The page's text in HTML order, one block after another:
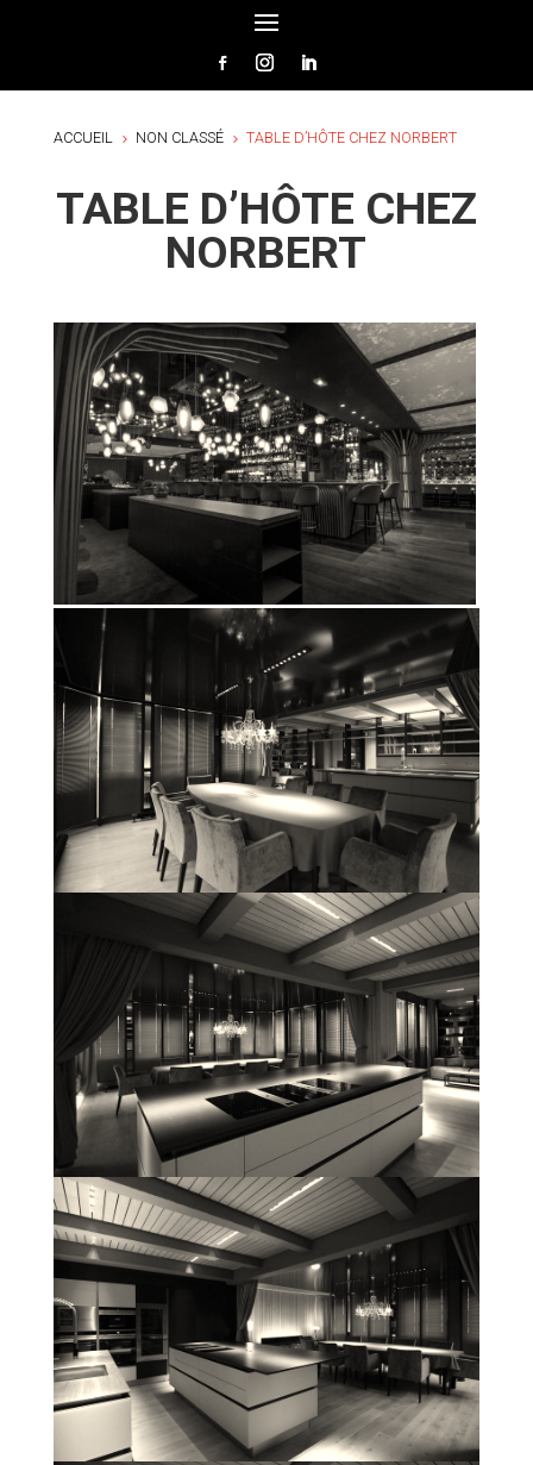
ACCUEIL 5 NON CLASSÉ 5 TABLE D’HÔTE CHEZ NORBERT
TABLE D’HÔTE CHEZ
NORBERT